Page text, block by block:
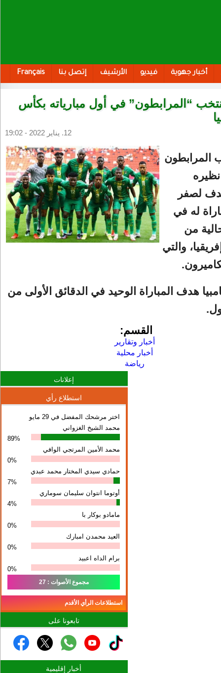
أخبار جهوية فيديو الأرشيف إتصل بنا Français
“المرابطون” في أول مبارياته بكأس
12. يناير 2022 - 19:02
المرابطون
لصفر
له في
من
والتي
هدف المباراة الوحيد في الدقائق الأولى من
القسم:
أخبار وتقارير
أخبار محلية
رياضة
إعلانات
استطلاع رأي
اختر مرشحك المفضل في 29 مايو
محمد الشيخ الغزواني
89%
محمد الأمين المرتجي الوافي
0%
حمادي سيدي المختار محمد عبدي
7%
أوتوما انتوان سلیمان سوماري
4%
مامادو بوكار با
0%
العيد محمدن امبارك
0%
برام الداه اعبيد
0%
مجموع الأصوات : 27
استطلاعات الرأي الأقدم
تابعونا على
أخبار إقليمية